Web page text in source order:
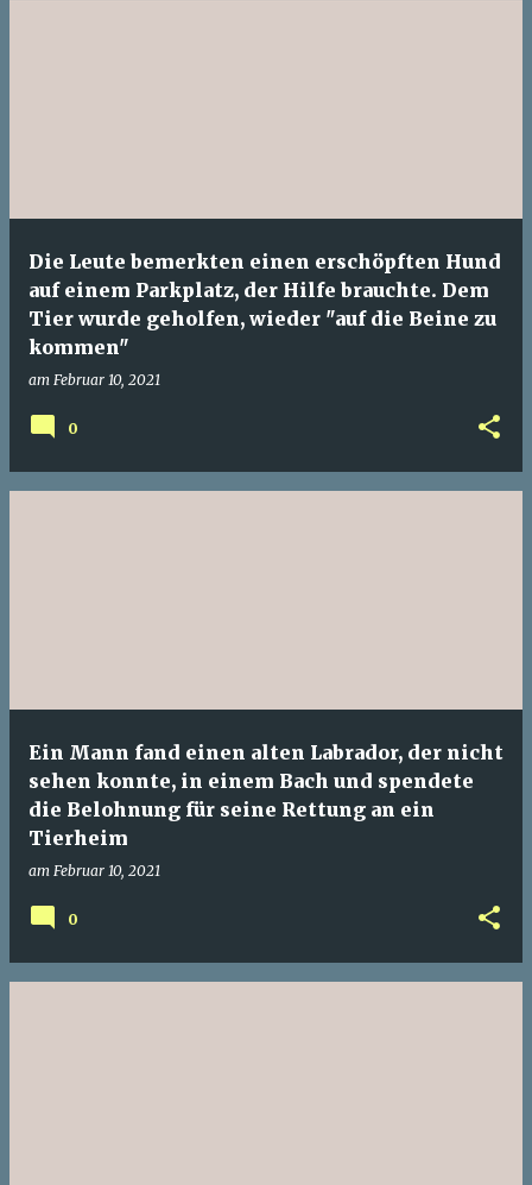
Die Leute bemerkten einen erschöpften Hund
auf einem Parkplatz, der Hilfe brauchte. Dem
Tier wurde geholfen, wieder "auf die Beine zu
kommen"
am Februar 10, 2021
0
Ein Mann fand einen alten Labrador, der nicht
sehen konnte, in einem Bach und spendete
die Belohnung für seine Rettung an ein
Tierheim
am Februar 10, 2021
0